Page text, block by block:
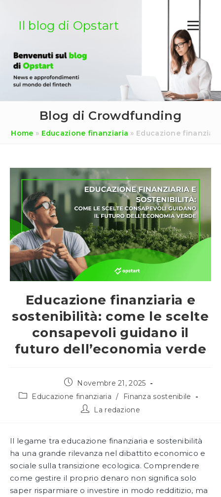
contenutoIl blog di Opstart
Blog di Crowdfunding
Home » Educazione finanziaria » Educazione
Educazione finanziaria e
sostenibilità: come le scelte
consapevoli guidano il
futuro dell’economia verde
Articolo
pubblicato:
Novembre 21, 2025
Categoria
Educazione finanziaria /
Finanza sostenibile
AutoreLa redazione
Il legame tra educazione finanziaria e sostenibilità
ha una grande rilevanza nel dibattito economico e
sociale sulla transizione ecologica. Comprendere
come gestire il proprio denaro non significa solo
saper risparmiare o investire in modo redditizio, ma